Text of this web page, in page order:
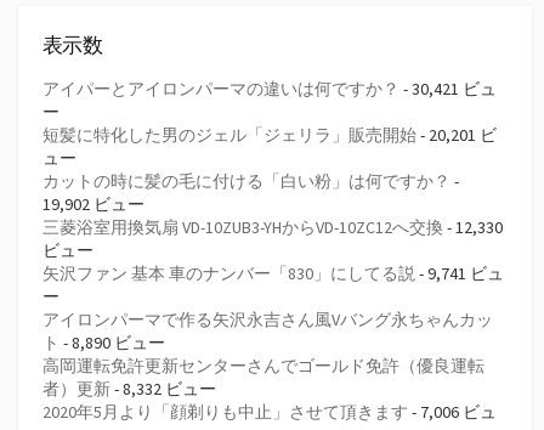
表示数
アイパーとアイロンパーマの違いは何ですか？ - 30,421 ビュ
ー
短髪に特化した男のジェル「ジェリラ」販売開始- 20,201 ビ
ュー
カットの時に髪の毛に付ける「白い粉」は何ですか？ -
19,902 ビュー
三菱浴室用換気扇 VD-10ZUB3-YHからVD-10ZC12へ交換 - 12,330
ビュー
矢沢ファン 基本 車のナンバー「830」にしてる説- 9,741 ビュ
ー
アイロンパーマで作る矢沢永吉さん風Vバング永ちゃんカッ
ト - 8,890 ビュー
高岡運転免許更新センターさんでゴールド免許（優良運転
者）更新- 8,332 ビュー
2020年5月より「顔剃りも中止」させて頂きます - 7,006 ビュ